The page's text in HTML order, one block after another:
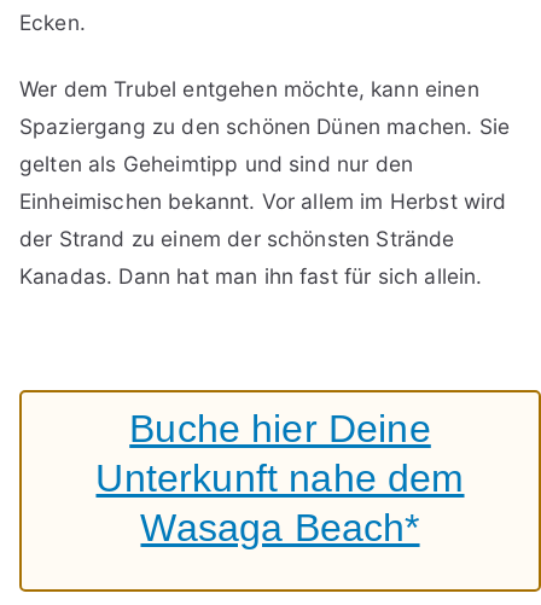
Ecken.
Wer dem Trubel entgehen möchte, kann einen
Spaziergang zu den schönen Dünen machen. Sie
gelten als Geheimtipp und sind nur den
Einheimischen bekannt. Vor allem im Herbst wird
der Strand zu einem der schönsten Strände
Kanadas. Dann hat man ihn fast für sich allein.
Buche hier Deine
Unterkunft nahe dem
Wasaga Beach*